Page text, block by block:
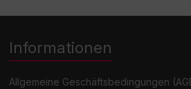
Informationen
Allgemeine Geschäftsbedingungen